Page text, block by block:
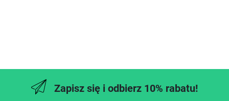
Zapisz się i odbierz 10% rabatu!